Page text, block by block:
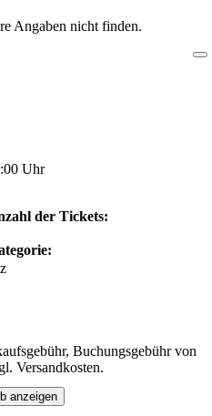
Angaben nicht finden.
Uhr
der Tickets:
Buchungsgebühr von
Versandkosten.
anzeigen